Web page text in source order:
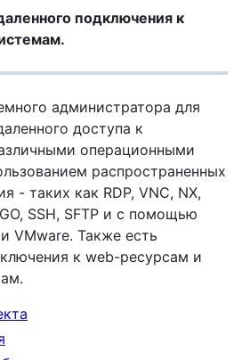
подключения к
администратора для
доступа к
операционными
распространенных
- таких как RDP, VNC, NX,
SSH, SFTP и с помощью
VMware. Также есть
к web-ресурсам и